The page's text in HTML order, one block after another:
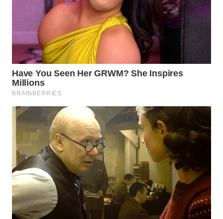
SUMEDANG
WN
CIANJUR
WN
KEPULAUAN
WN
TANGERANG
WN
BINJAI
WN
CIREBON